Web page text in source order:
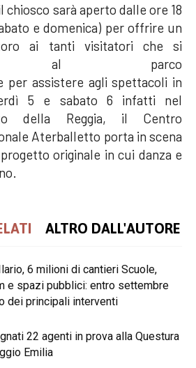
chiosco sarà aperto dalle ore 18
e domenica) per offrire un
ai tanti visitatori che si
al parco
per assistere agli spettacoli in
5 e sabato 6 infatti nel
della Reggia, il Centro
Aterballetto porta in scena
originale in cui danza e
ALTRO DALL'AUTORE
6 milioni di cantieri Scuole,
e spazi pubblici: entro settembre
dei principali interventi
22 agenti in prova alla Questura
Emilia